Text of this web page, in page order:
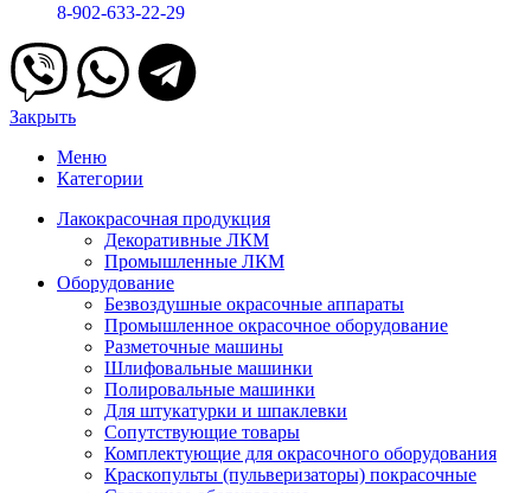
8-902-633-22-29
Закрыть
Меню
Категории
Лакокрасочная продукция
Декоративные ЛКМ
Промышленные ЛКМ
Оборудование
Безвоздушные окрасочные аппараты
Промышленное окрасочное оборудование
Разметочные машины
Шлифовальные машинки
Полировальные машинки
Для штукатурки и шпаклевки
Сопутствующие товары
Комплектующие для окрасочного оборудования
Краскопульты (пульверизаторы) покрасочные